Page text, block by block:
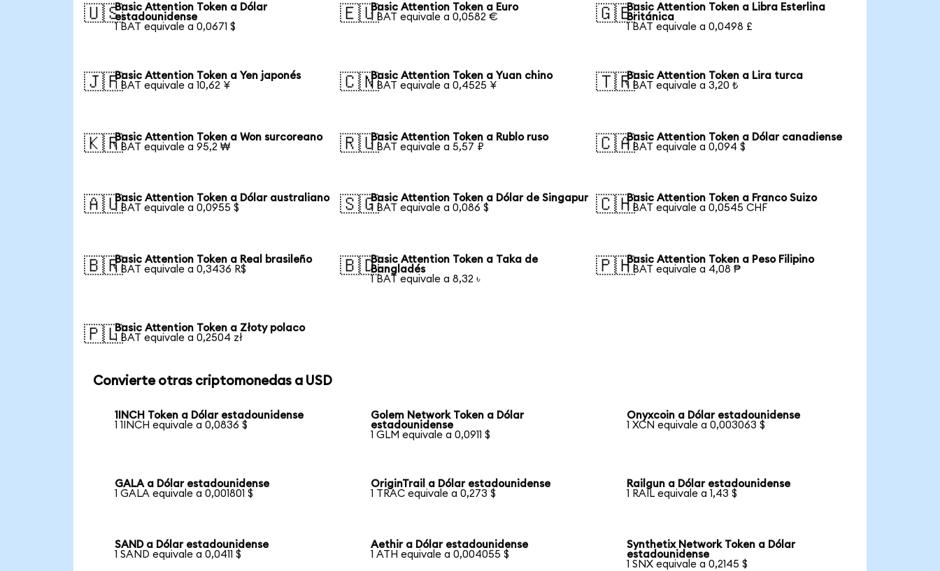
🇺🇸Basic Attention Token a Dólar
estadounidense
1 BAT equivale a 0,0671 $
🇪🇺Basic Attention Token a Euro
1 BAT equivale a 0,0582 €
🇬🇧Basic Attention Token a Libra Esterlina
Británica
1 BAT equivale a 0,0498 £
🇯🇵Basic Attention Token a Yen japonés
1 BAT equivale a 10,62 ¥
🇨🇳Basic Attention Token a Yuan chino
1 BAT equivale a 0,4525 ¥
🇹🇷Basic Attention Token a Lira turca
1 BAT equivale a 3,20 ₺
🇰🇷Basic Attention Token a Won surcoreano
1 BAT equivale a 95,2 ₩
🇷🇺Basic Attention Token a Rublo ruso
1 BAT equivale a 5,57 ₽
🇨🇦Basic Attention Token a Dólar canadiense
1 BAT equivale a 0,094 $
🇦🇺Basic Attention Token a Dólar australiano
1 BAT equivale a 0,0955 $
🇸🇬Basic Attention Token a Dólar de Singapur
1 BAT equivale a 0,086 $
🇨🇭Basic Attention Token a Franco Suizo
1 BAT equivale a 0,0545 CHF
🇧🇷Basic Attention Token a Real brasileño
1 BAT equivale a 0,3436 R$
🇧🇩Basic Attention Token a Taka de
Bangladés
1 BAT equivale a 8,32 ৳
🇵🇭Basic Attention Token a Peso Filipino
1 BAT equivale a 4,08 ₱
🇵🇱Basic Attention Token a Złoty polaco
1 BAT equivale a 0,2504 zł
Convierte otras criptomonedas a USD
1INCH Token a Dólar estadounidense
1 1INCH equivale a 0,0836 $
Golem Network Token a Dólar
estadounidense
1 GLM equivale a 0,0911 $
Onyxcoin a Dólar estadounidense
1 XCN equivale a 0,003063 $
GALA a Dólar estadounidense
1 GALA equivale a 0,001801 $
OriginTrail a Dólar estadounidense
1 TRAC equivale a 0,273 $
Railgun a Dólar estadounidense
1 RAIL equivale a 1,43 $
SAND a Dólar estadounidense
1 SAND equivale a 0,0411 $
Aethir a Dólar estadounidense
1 ATH equivale a 0,004055 $
Synthetix Network Token a Dólar
estadounidense
1 SNX equivale a 0,2145 $